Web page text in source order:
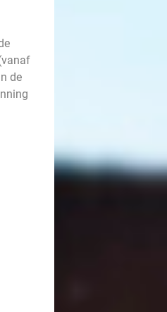
de